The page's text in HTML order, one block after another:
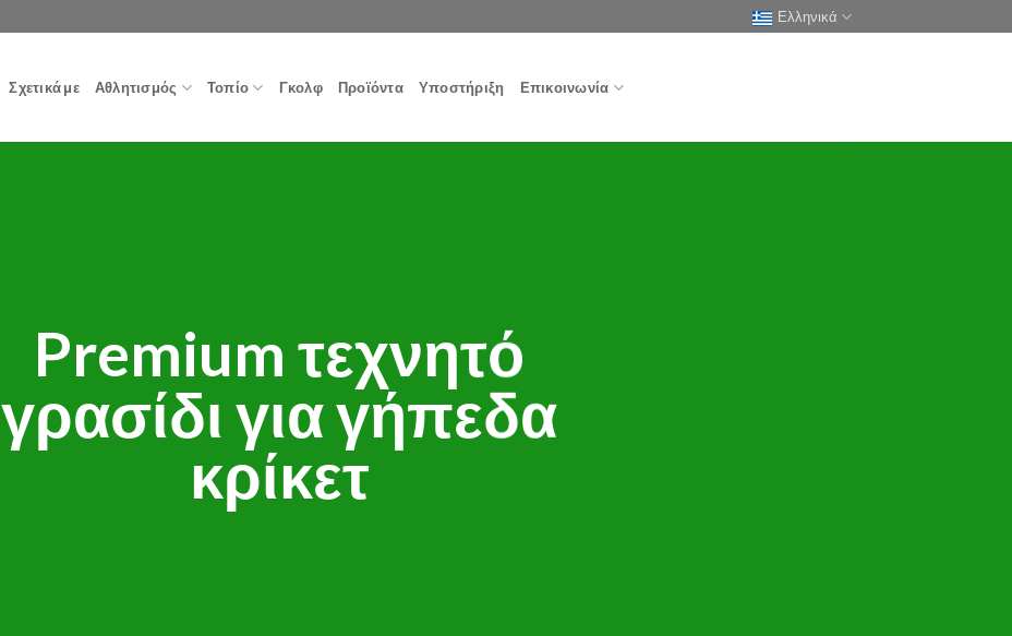
Ελληνικά
Σχετικά με Αθλητισμός Τοπίο Γκολφ Προϊόντα Υποστήριξη Επικοινωνία
Premium τεχνητό
γρασίδι για γήπεδα
κρίκετ